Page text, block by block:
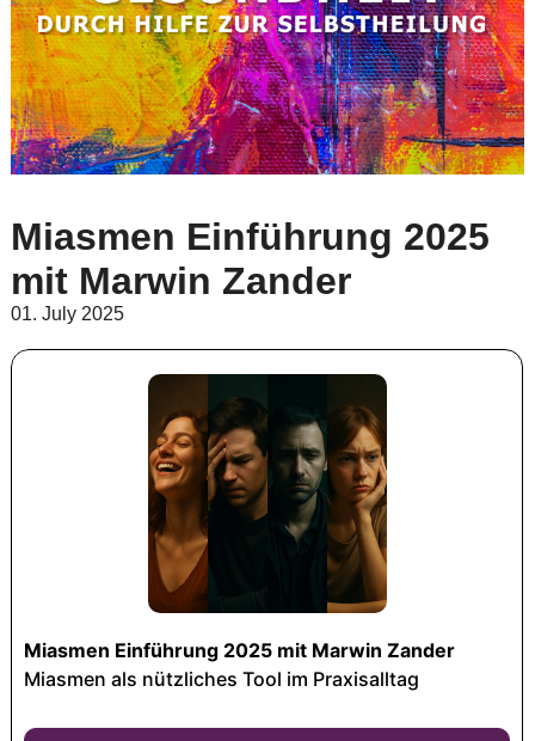
Miasmen Einführung 2025
mit Marwin Zander
01. July 2025